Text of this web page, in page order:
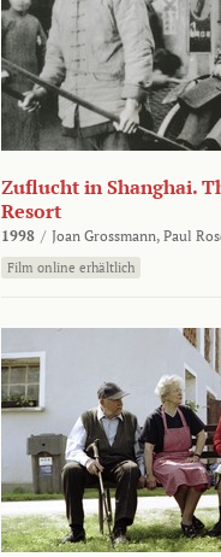
Zuflucht in Shanghai.
Resort
1998 / Joan Grossmann, Paul
Film online erhältlich